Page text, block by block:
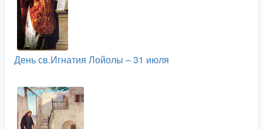
День св.Игнатия Лойолы – 31 июля